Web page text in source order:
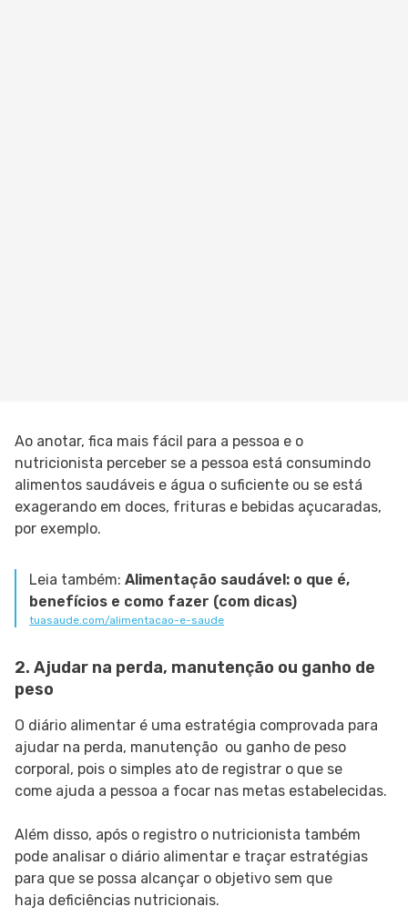
Ao anotar, fica mais fácil para a pessoa e o
nutricionista perceber se a pessoa está consumindo
alimentos saudáveis e água o suficiente ou se está
exagerando em doces, frituras e bebidas açucaradas,
por exemplo.
Leia também: Alimentação saudável: o que é,
benefícios e como fazer (com dicas)
tuasaude.com/alimentacao-e-saude
2. Ajudar na perda, manutenção ou ganho de
peso
O diário alimentar é uma estratégia comprovada para
ajudar na perda, manutenção ou ganho de peso
corporal, pois o simples ato de registrar o que se
come ajuda a pessoa a focar nas metas estabelecidas.
Além disso, após o registro o nutricionista também
pode analisar o diário alimentar e traçar estratégias
para que se possa alcançar o objetivo sem que
haja deficiências nutricionais.